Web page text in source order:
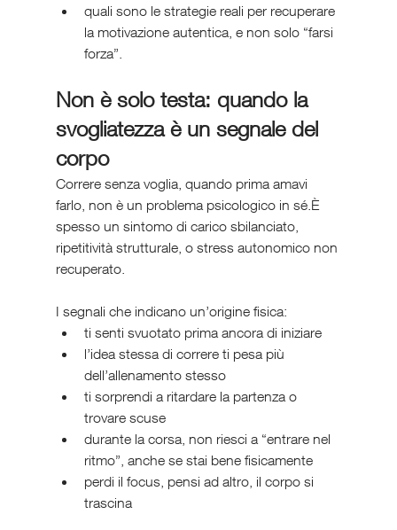
quali sono le strategie reali per recuperare
la motivazione autentica, e non solo “farsi
forza”.
Non è solo testa: quando la
svogliatezza è un segnale del
corpo
Correre senza voglia, quando prima amavi
farlo, non è un problema psicologico in sé.È
spesso un sintomo di carico sbilanciato,
ripetitività strutturale, o stress autonomico non
recuperato.
I segnali che indicano un’origine fisica:
ti senti svuotato prima ancora di iniziare
l’idea stessa di correre ti pesa più
dell’allenamento stesso
ti sorprendi a ritardare la partenza o
trovare scuse
durante la corsa, non riesci a “entrare nel
ritmo”, anche se stai bene fisicamente
perdi il focus, pensi ad altro, il corpo si
trascina